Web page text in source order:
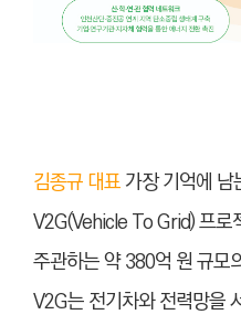
김종규 대표가장 기억에
V2G(Vehicle To Grid) 프로
주관하는 약 380억 원 규모
V2G는 전기차와 전력망을